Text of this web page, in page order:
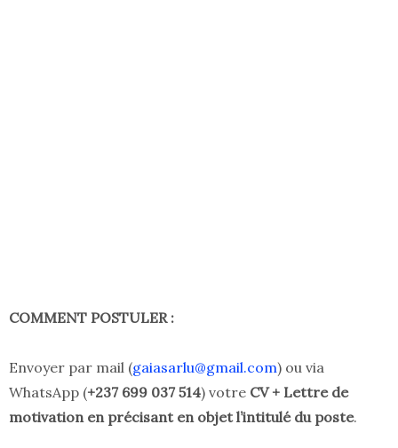
COMMENT POSTULER :
Envoyer par mail (gaiasarlu@gmail.com) ou via
WhatsApp (+237 699 037 514) votre CV + Lettre de
motivation en précisant en objet l’intitulé du poste.